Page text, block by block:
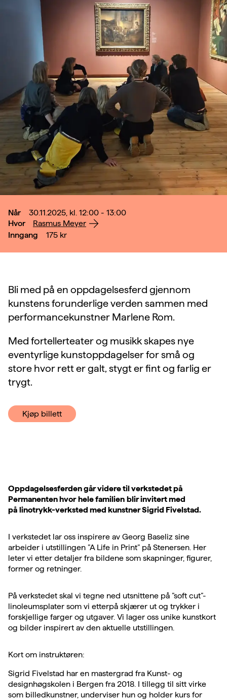
Når
30.11.2025, kl. 12:00 - 13:00
Hvor
Rasmus Meyer
Inngang
175 kr
Bli med på en oppdagelsesferd gjennom
kunstens forunderlige verden sammen med
performancekunstner Marlene Rom.
Med fortellerteater og musikk skapes nye
eventyrlige kunstoppdagelser for små og
store hvor rett er galt, stygt er fint og farlig er
trygt.
Kjøp billett
Oppdagelsesferden går videre til verkstedet på
Permanenten hvor hele familien blir invitert med
på linotrykk-verksted med kunstner Sigrid Fivelstad.
I verkstedet lar oss inspirere av Georg Baseliz sine
arbeider i utstillingen ”A Life in Print” på Stenersen. Her
leter vi etter detaljer fra bildene som skapninger, figurer,
former og retninger.
På verkstedet skal vi tegne ned utsnittene på ”soft cut”-
linoleumsplater som vi etterpå skjærer ut og trykker i
forskjellige farger og utgaver. Vi lager oss unike kunstkort
og bilder inspirert av den aktuelle utstillingen.
Kort om instruktøren:
Sigrid Fivelstad har en mastergrad fra Kunst- og
designhøgskolen i Bergen fra 2018. I tillegg til sitt virke
som billedkunstner, underviser hun og holder kurs for